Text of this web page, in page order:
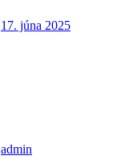
17. júna 2025
admin